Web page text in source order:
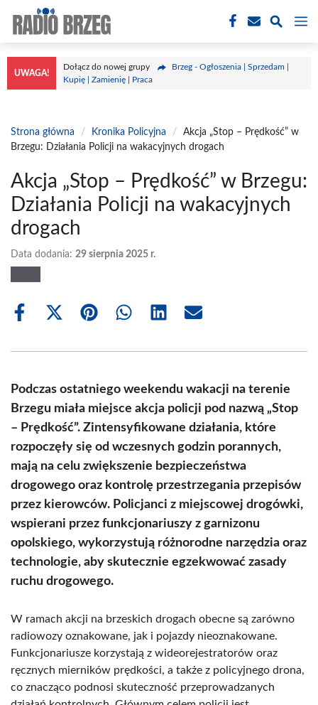
treści
UWAGA!
Dołącz do nowej grupy
Brzeg - Ogłoszenia | Sprzedam |
Kupię | Zamienię | Praca
Strona główna / Kronika Policyjna /
Akcja „Stop – Prędkość” w
Brzegu: Działania Policji na wakacyjnych drogach
Akcja „Stop – Prędkość” w Brzegu:
Działania Policji na wakacyjnych
drogach
Data dodania: 29 sierpnia 2025 r.
Share
Share
(Twitter)
Share Share Share Share
Podczas ostatniego weekendu wakacji na terenie
Brzegu miała miejsce akcja policji pod nazwą „Stop
– Prędkość”. Zintensyfikowane działania, które
rozpoczęły się od wczesnych godzin porannych,
mają na celu zwiększenie bezpieczeństwa
drogowego oraz kontrolę przestrzegania przepisów
przez kierowców. Policjanci z miejscowej drogówki,
wspierani przez funkcjonariuszy z garnizonu
opolskiego, wykorzystują różnorodne narzędzia oraz
technologie, aby skutecznie egzekwować zasady
ruchu drogowego.
W ramach akcji na brzeskich drogach obecne są zarówno
radiowozy oznakowane, jak i pojazdy nieoznakowane.
Funkcjonariusze korzystają z wideorejestratorów oraz
ręcznych mierników prędkości, a także z policyjnego drona,
co znacząco podnosi skuteczność przeprowadzanych